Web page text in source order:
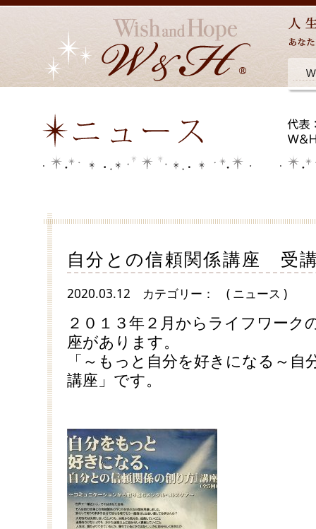
自分との信頼関係講座 受
2020.03.12 カテゴリー： ( ニュース )
２０１３年２月からライフワーク
座があります。
「～もっと自分を好きになる～
講座」です。